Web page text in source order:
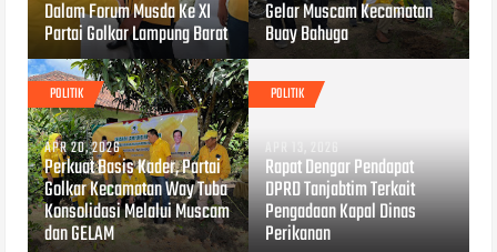
Dalam Forum Musda Ke XI
Partai Golkar Lampung Barat
Gelar Muscam Kecamatan
Buay Bahuga
POLITIK
APR 20, 2026
Perkuat Basis Kader, Partai
Golkar Kecamatan Way Tuba
Konsolidasi Melalui Muscam
dan GELAM
POLITIK
APR 13, 2026
Rapat Dengar Pendapat
DPRD Tanjabtim Terkait
Pengadaan Kapal Dinas
Perikanan